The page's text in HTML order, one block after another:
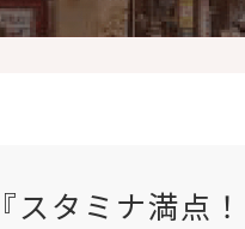
本日の夕食は『スタミナ満
スタミナ満点